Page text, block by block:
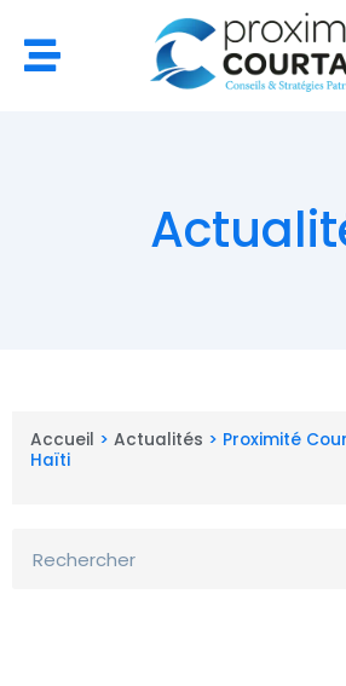
contenu
Accueil > Actualités > Proximité
Haïti